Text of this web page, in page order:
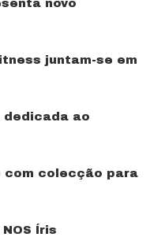
novo
juntam-se em
dedicada ao
com colecção para
Íris